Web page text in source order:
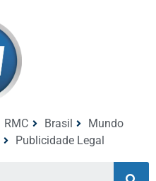
RMC Brasil
Mundo
Publicidade Legal